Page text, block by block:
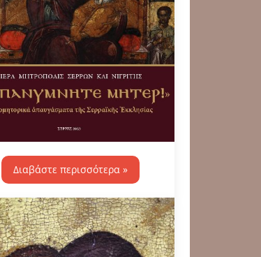
Διαβάστε περισσότερα »